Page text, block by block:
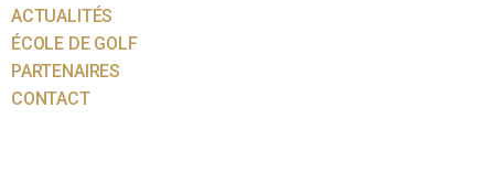
ACTUALITÉS
ÉCOLE DE GOLF
PARTENAIRES
CONTACT